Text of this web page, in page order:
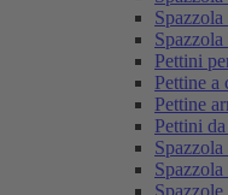
Spazzola
Pettini
Pettine a
Pettine
Pettini